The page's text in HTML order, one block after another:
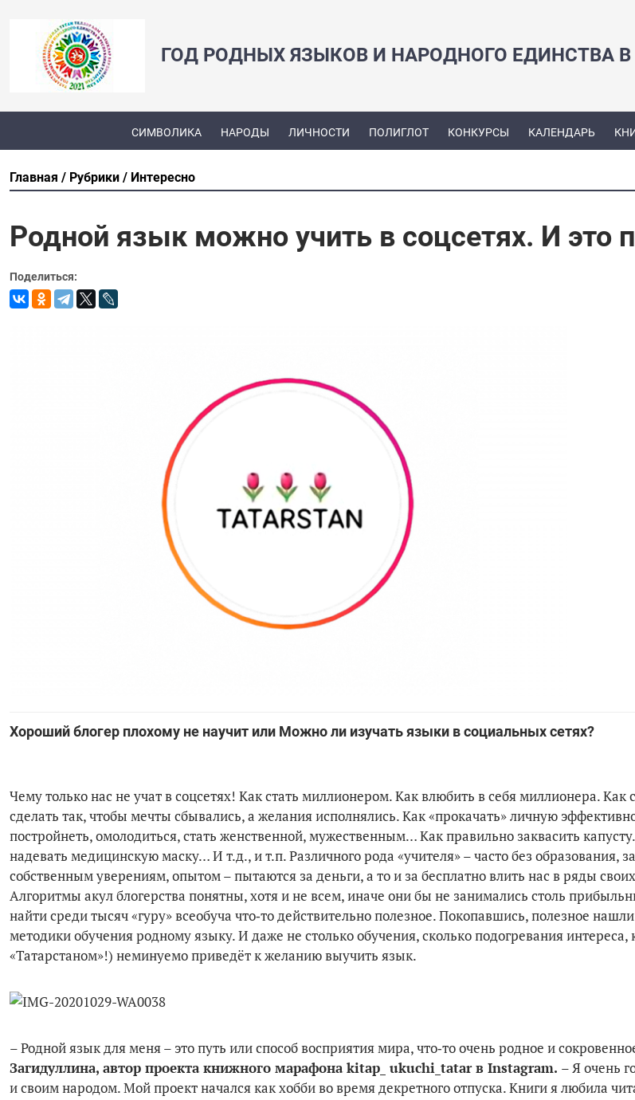
ГОД РОДНЫХ ЯЗЫКОВ И НАРОДНОГО ЕДИНСТВА В
СИМВОЛИКА НАРОДЫ ЛИЧНОСТИ ПОЛИГЛОТ КОНКУРСЫ КАЛЕНДАРЬ
Главная Рубрики Интересно
Родной язык можно учить в соцсетях. И это
Поделиться:
Хороший блогер плохому не научит или Можно ли изучать языки в социальных сетях?
Чему только нас не учат в соцсетях! Как стать миллионером. Как влюбить в себя миллионера. Как
сделать так, чтобы мечты сбывались, а желания исполнялись. Как «прокачать» личную
постройнеть, омолодиться, стать женственной, мужественным… Как правильно заквасить
надевать медицинскую маску… И т.д., и т.п. Различного рода «учителя» – часто без образования,
собственным уверениям, опытом – пытаются за деньги, а то и за бесплатно влить нас в ряды
Алгоритмы акул блогерства понятны, хотя и не всем, иначе они бы не занимались столь
найти среди тысяч «гуру» всеобуча что‑то действительно полезное. Покопавшись, полезное
методики обучения родному языку. И даже не столько обучения, сколько подогревания
«Татарстаном»!) неминуемо приведёт к желанию выучить язык.
– Родной язык для меня – это путь или спо­соб восприятия мира, что‑то очень родное и
Загидуллина, автор проекта книжного марафона kitap_ ukuchi_tatar в Instagram. – Я очень
и своим народом. Мой проект начался как хобби во время декретного отпуска. Книги я любила